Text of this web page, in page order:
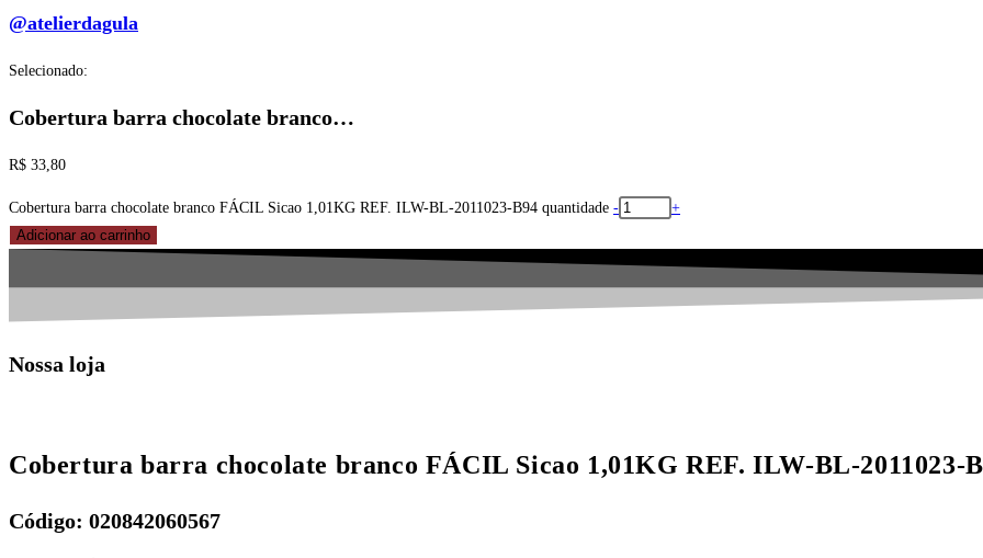
@atelierdagula
Selecionado:
Cobertura barra chocolate branco…
R$ 33,80
Cobertura barra chocolate branco FÁCIL Sicao 1,01KG REF. ILW-BL-2011023-B94 quantidade -
+
Adicionar ao carrinho
Nossa loja
Cobertura barra chocolate branco FÁCIL Sicao 1,01KG REF. ILW-BL-2011023-
Código: 020842060567